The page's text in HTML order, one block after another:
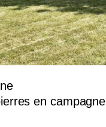
en campagne